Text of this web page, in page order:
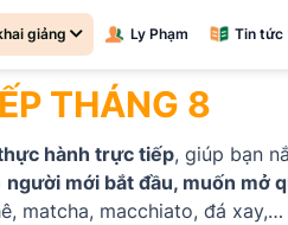
giảng Ly Phạm Tin tức
THÁNG 8
hành trực tiếp, giúp bạn
người mới bắt đầu, muốn mở
matcha, macchiato, đá